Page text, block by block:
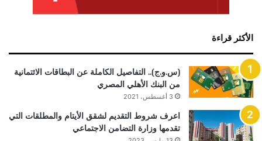
الأكثر قراءة
(س.و.ج).. التفاصيل الكاملة عن البطاقات الائتمانية
من البنك الأهلي المصري
3 أغسطس، 2021
اعرف شروط التقديم لشقق الأيتام والمطلقات التي
تقدمها وزارة التضامن الاجتماعي